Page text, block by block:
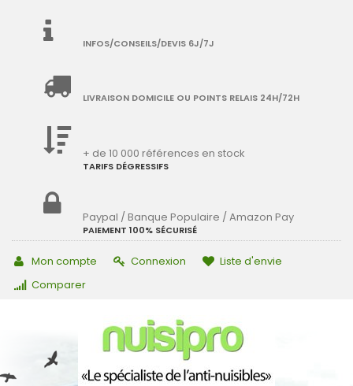
INFOS/CONSEILS/DEVIS 6J/7J
LIVRAISON DOMICILE OU POINTS RELAIS 24H/72H
+ de 10 000 références en stock
TARIFS DÉGRESSIFS
Paypal / Banque Populaire / Amazon Pay
PAIEMENT 100% SÉCURISÉ
Mon compte Connexion
Liste d'envie
Comparer